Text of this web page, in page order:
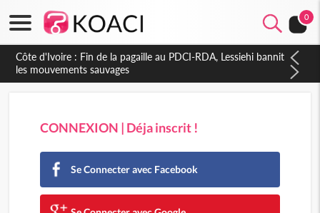
0
Côte d'Ivoire : Fin de la pagaille au PDCI-RDA, Lessiehi bannit
les mouvements sauvages
CONNEXION | Déja inscrit !
Se Connecter avec Facebook